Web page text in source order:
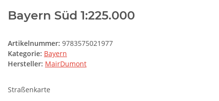
Bayern Süd 1:225.000
Artikelnummer: 9783575021977
Kategorie: Bayern
Hersteller: MairDumont
Straßenkarte